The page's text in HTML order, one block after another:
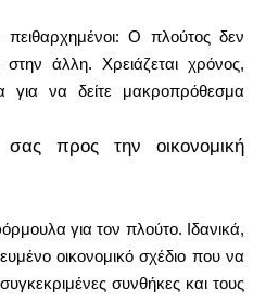
πειθαρχημένοι: Ο πλούτος δεν
άλλη. Χρειάζεται χρόνος,
για να δείτε μακροπρόθεσμα
σας προς την οικονομική
για τον πλούτο. Ιδανικά,
οικονομικό σχέδιο που να
συνθήκες και τους